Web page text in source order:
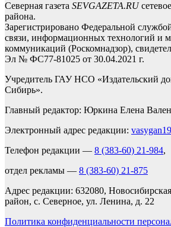
Северная газета SEVGAZETA.RU
района.
Зарегистрировано Федеральной
связи, информационных технологий и
коммуникаций (Роскомнадзор),
Эл № ФС77-81025 от 30.04.2021 г.
Учредитель ГАУ НСО «Издательский
Сибирь».
Главный редактор: Юркина Елена
Электронный адрес редакции:
Телефон редакции — 8 (383-60) 21-984,
отдел рекламы — 8 (383-60) 21-875
Адрес редакции: 632080,
район, с. Северное, ул. Ленина, д. 22
Политика конфиденциальности